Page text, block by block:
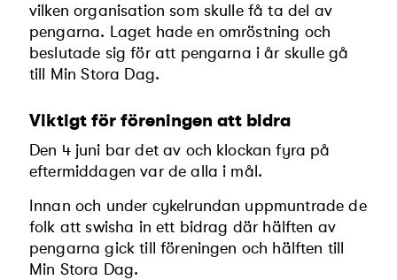
vilken organisation som skulle få ta del av
pengarna. Laget hade en omröstning och
beslutade sig för att pengarna i år skulle gå
till Min Stora Dag.
Viktigt för föreningen att bidra
Den 4 juni bar det av och klockan fyra på
eftermiddagen var de alla i mål.
Innan och under cykelrundan uppmuntrade de
folk att swisha in ett bidrag där hälften av
pengarna gick till föreningen och hälften till
Min Stora Dag.